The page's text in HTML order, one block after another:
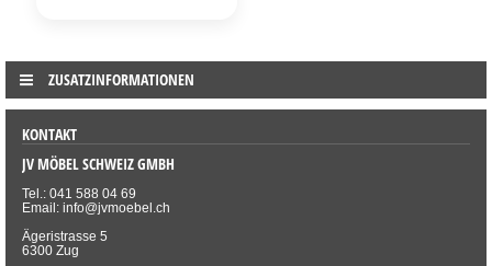
ZUSATZINFORMATIONEN
KONTAKT
JV MÖBEL SCHWEIZ GMBH
Tel.: 041 588 04 69
Email: info@jvmoebel.ch
Ägeristrasse 5
6300 Zug